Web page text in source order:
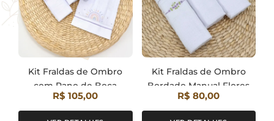
Kit Fraldas de Ombro
com Pano de Boca
Bordado Arco-Íris
R$ 105,00
Kit Fraldas de Ombro
Bordado Manual Flores
Lavanda
R$ 80,00